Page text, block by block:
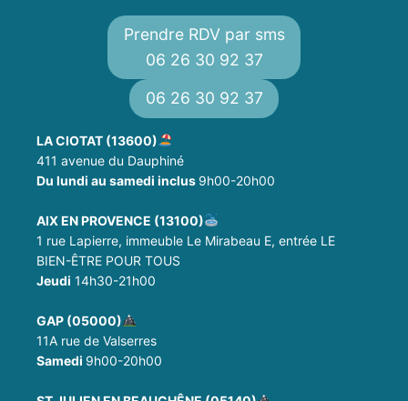
Prendre RDV par sms
06 26 30 92 37
06 26 30 92 37
LA CIOTAT (13600)
411 avenue du Dauphiné
Du lundi au samedi inclus 9h00-20h00
AIX EN PROVENCE (13100)
1 rue Lapierre, immeuble Le Mirabeau E, entrée LE
BIEN-ÊTRE POUR TOUS
Jeudi 14h30-21h00
GAP (05000)
11A rue de Valserres
Samedi 9h00-20h00